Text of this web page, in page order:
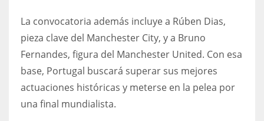
DAL
22
WSH
La convocatoria además incluye a Rúben Dias,
pieza clave del Manchester City, y a Bruno
Fernandes, figura del Manchester United. Con esa
base, Portugal buscará superar sus mejores
actuaciones históricas y meterse en la pelea por
una final mundialista.